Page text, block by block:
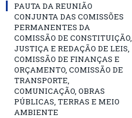
PAUTA DA REUNIÃO
CONJUNTA DAS COMISSÕES
PERMANENTES DA
COMISSÃO DE CONSTITUIÇÃO,
JUSTIÇA E REDAÇÃO DE LEIS,
COMISSÃO DE FINANÇAS E
ORÇAMENTO, COMISSÃO DE
TRANSPORTE,
COMUNICAÇÃO, OBRAS
PÚBLICAS, TERRAS E MEIO
AMBIENTE